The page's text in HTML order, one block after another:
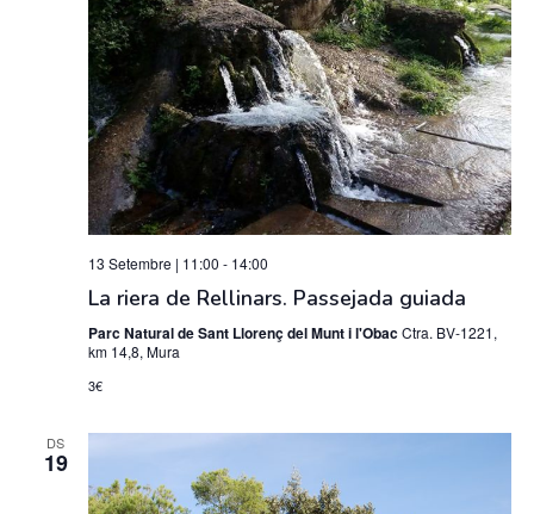
13 Setembre | 11:00 - 14:00
La riera de Rellinars. Passejada guiada
Parc Natural de Sant Llorenç del Munt i l'ObacCtra. BV-1221,
km 14,8, Mura
3€
DS
19